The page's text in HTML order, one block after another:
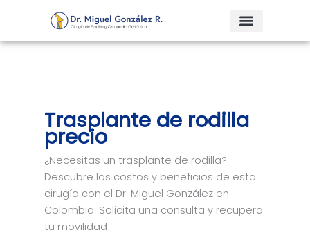
contenido
Trasplante de rodilla
precio
¿Necesitas un trasplante de rodilla?
Descubre los costos y beneficios de esta
cirugía con el Dr. Miguel González en
Colombia. Solicita una consulta y recupera
tu movilidad